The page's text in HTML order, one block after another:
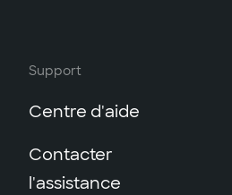
Support
Centre d'aide
Contacter
l'assistance